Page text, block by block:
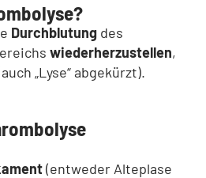
Durchblutung des
wiederherzustellen,
„Lyse“ abgekürzt).
(entweder Alteplase